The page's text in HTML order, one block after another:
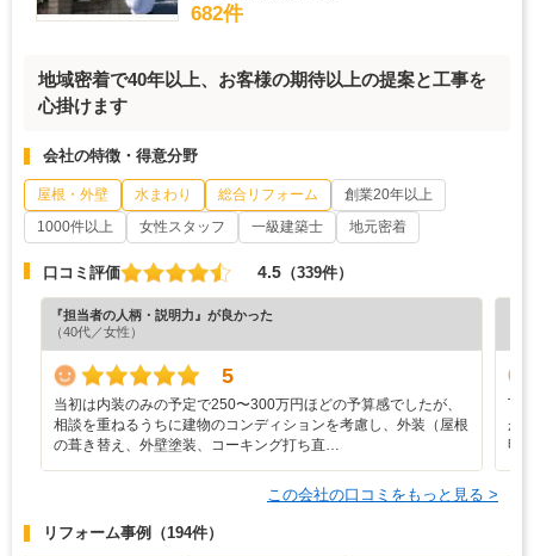
682件
地域密着で40年以上、お客様の期待以上の提案と工事を
心掛けます
会社の特徴・得意分野
屋根・外壁 水まわり 総合リフォーム
創業20年以上
1000件以上
女性スタッフ 一級建築士 地元密着
口コミ評価 4.5 （339件）
『担当者の人柄・説明力』が良かった
（40代／女性）
5
当初は内装のみの予定で250〜300万円ほどの予算感でしたが、
相談を重ねるうちに建物のコンディションを考慮し、外装（屋根
の葺き替え、外壁塗装、コーキング打ち直…
丁
が2
明
この会社の口コミをもっと見る >
リフォーム事例 （194件）